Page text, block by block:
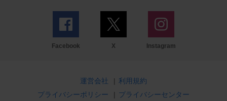
Facebook X Instagram
運営会社 | 利用規約
プライバシーポリシー
| プライバシーセンター